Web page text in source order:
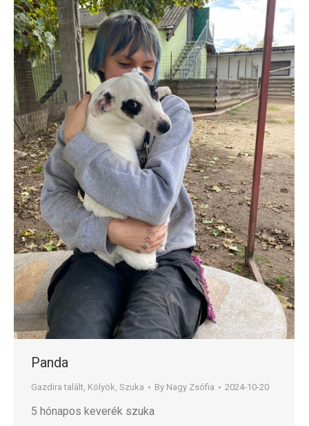
Panda
Gazdira talált, Kölyök, Szuka By Nagy Zsófia 2024-10-20
5 hónapos keverék szuka